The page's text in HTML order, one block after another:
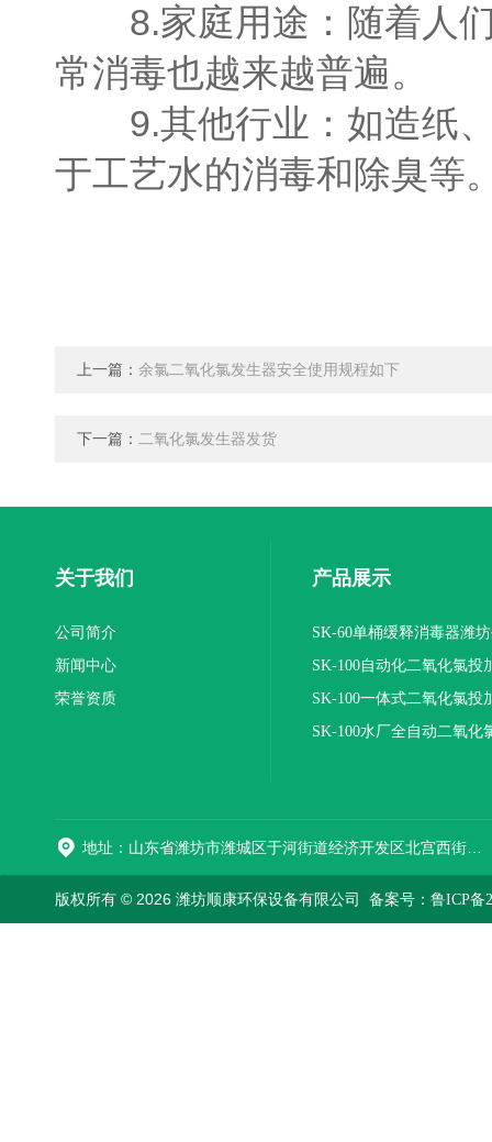
8.家庭用途：随着人们
常消毒也越来越普遍。
9.其他行业：如造纸、
于工艺水的消毒和除臭等
上一篇： 余氯二氧化氯发生器安全使用规程如下
下一篇： 二氧化氯发生器发货
关于我们
公司简介
新闻中心
荣誉资质
产品展示
SK-60单桶缓释消毒器潍
SK-100自动化二氧化氯投
装置
SK-100一体式二氧化氯投
报价
SK-100水厂全自动二氧化
版权所有 © 2026 潍坊顺康环保设备有限公司 备案号：鲁ICP备